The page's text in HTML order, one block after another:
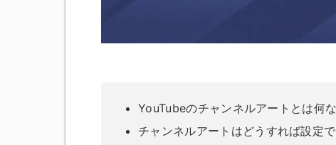
YouTubeのチャンネルアートとは何
チャンネルアートはどうすれば設定